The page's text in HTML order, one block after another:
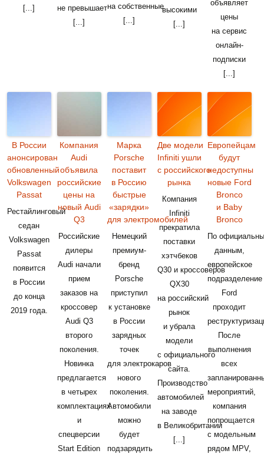
[...]
не превышает
[...]
на собственные
[...]
высокими
[...]
объявляет
цены
на сервис
онлайн-
подписки
[...]
В России
анонсирован
обновленный
Volkswagen
Passat
Рестайлинговый
седан
Volkswagen
Passat
появится
в России
до конца
2019 года.
Компания
Audi
объявила
российские
цены на
новый Audi
Q3
Российские
дилеры
Audi начали
прием
заказов на
кроссовер
Audi Q3
второго
поколения.
Новинка
предлагается
в четырех
комплектациях
и
спецверсии
Start Edition
Марка
Porsche
поставит
в Россию
быстрые
«зарядки»
для электромобилей
Немецкий
премиум-
бренд
Porsche
приступил
к установке
в России
зарядных
точек
для электрокаров
нового
поколения.
Автомобили
можно
будет
подзарядить
Две модели
Infiniti ушли
с российского
рынка
Компания
Infiniti
прекратила
поставки
хэтчбеков
Q30 и кроссоверов
QX30
на российский
рынок
и убрала
модели
с официального
сайта.
Производство
автомобилей
на заводе
в Великобритании
[...]
Европейцам
будут
недоступны
новые Ford
Bronco
и Baby
Bronco
По
данным,
европейское
подразделение
Ford
проходит
После
выполнения
всех
мероприятий,
компания
попрощается
с модельным
рядом MPV,